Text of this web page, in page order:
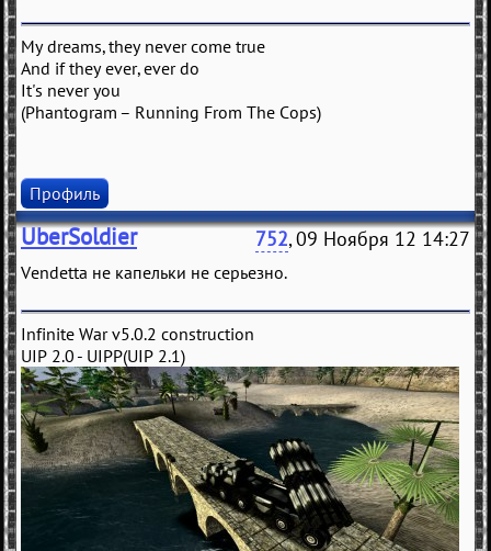
My dreams, they never come true
And if they ever, ever do
It's never you
(Phantogram – Running From The Cops)
Профиль
UberSoldier 752, 09 Ноября 12 14:27
Vendetta не капельки не серьезно.
Infinite War v5.0.2 construction
UIP 2.0 - UIPP(UIP 2.1)